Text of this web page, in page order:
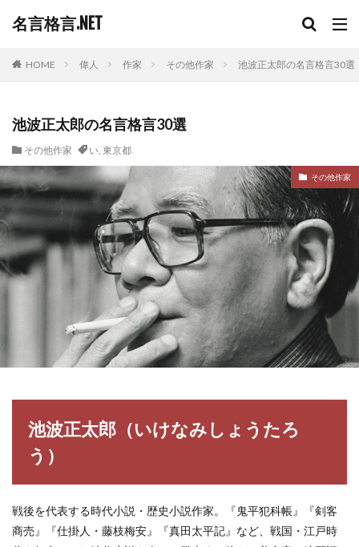
名言格言.NET
HOME 偉人 作家 その他作家 池波正太郎の名言格言30選
池波正太郎の名言格言30選
その他作家 い, 東京都
その他作家
池波正太郎（いけなみしょうたろ
う）
戦後を代表する時代小説・歴史小説作家。『鬼平犯科帳』『剣客
商売』『仕掛人・藤枝梅安』『真田太平記』など、戦国・江戸時